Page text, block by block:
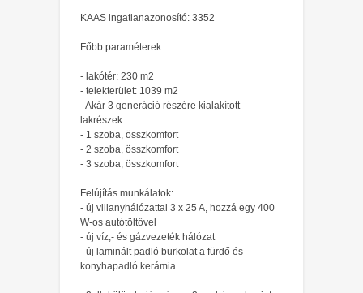
KAAS ingatlanazonosító: 3352
Főbb paraméterek:
- lakótér: 230 m2
- telekterület: 1039 m2
- Akár 3 generáció részére kialakított
lakrészek:
- 1 szoba, összkomfort
- 2 szoba, összkomfort
- 3 szoba, összkomfort
Felújítás munkálatok:
- új villanyhálózattal 3 x 25 A, hozzá egy 400
W-os autótöltővel
- új víz,- és gázvezeték hálózat
- új laminált padló burkolat a fürdő és
konyhapadló kerámia